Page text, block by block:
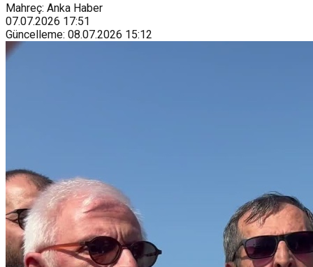
Mahreç: Anka Haber
07.07.2026 17:51
Güncelleme: 08.07.2026 15:12